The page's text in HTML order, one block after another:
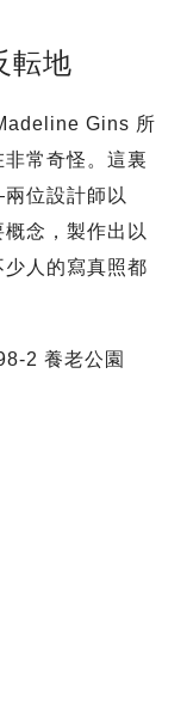
転地
Gins 所
常奇怪。這裏
位設計師以
概念，製作出以
人的寫真照都
2 養老公園